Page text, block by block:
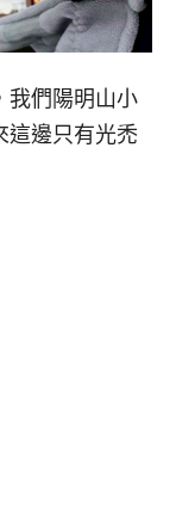
我們陽明山小
這邊只有光禿